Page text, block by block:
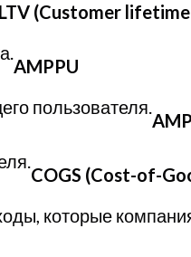
(Customer
AMPPU
пользователя.
COGS (Cost-of-
которые